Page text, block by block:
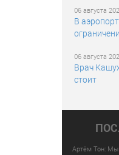
06 августа
В
06 августа
Врач
стоит
Артём Тон: Мы